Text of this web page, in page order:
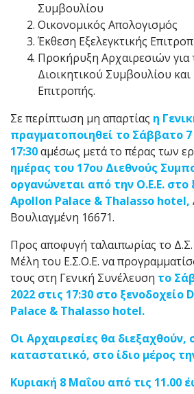
Συμβουλίου
Οικονομικός Απολογισμός
Έκθεση Εξελεγκτικής
Προκήρυξη Αρχαιρεσιών για
Διοικητικού Συμβουλίου και
Επιτροπής.
Σε περίπτωση μη απαρτίας η
πραγματοποιηθεί το Σάββατο 7
17:30αμέσως μετά το πέρας των
ημέρας του 17ου Διεθνούς
οργανώνεται από την Ο.Ε.Ε. στο
Apollon Palace & Thalasso hotel,
Βουλιαγμένη 16671.
Προς αποφυγή ταλαιπωρίας το
Μέλη του Ε.Σ.Ο.Ε. να
τους στη Γενική Συνέλευση το
2022 στις 17:30 στο ξενοδοχείο
Palace & Thalasso hotel.
Οι Αρχαιρεσίες θα
καταστατικό, στο ίδιο μέρος
Κυριακή 8 Μαΐου από τις 11.00